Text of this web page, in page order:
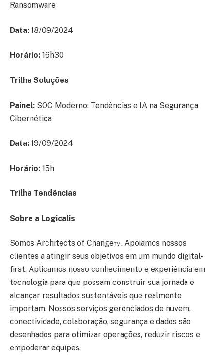
Ransomware
Data: 18/09/2024
Horário: 16h30
Trilha Soluções
Painel: SOC Moderno: Tendências e IA na Segurança
Cibernética
Data: 19/09/2024
Horário: 15h
Trilha Tendências
Sobre a Logicalis
Somos Architects of Change™. Apoiamos nossos
clientes a atingir seus objetivos em um mundo digital-
first. Aplicamos nosso conhecimento e experiência em
tecnologia para que possam construir sua jornada e
alcançar resultados sustentáveis que realmente
importam. Nossos serviços gerenciados de nuvem,
conectividade, colaboração, segurança e dados são
desenhados para otimizar operações, reduzir riscos e
empoderar equipes.